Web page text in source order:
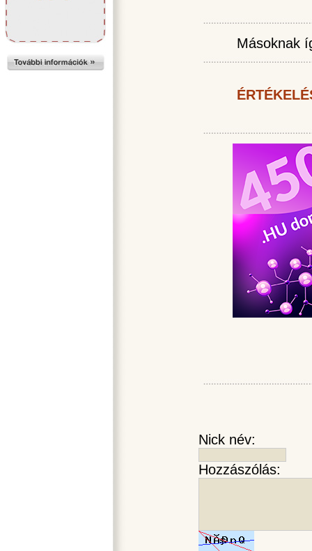
Másoknak
Nick név:
Hozzászólás: